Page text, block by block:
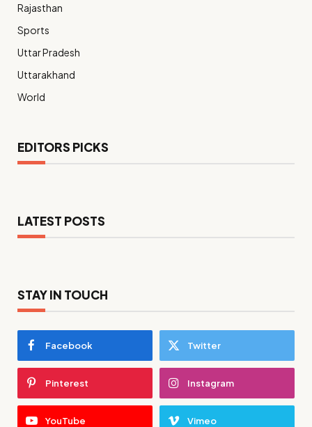
Rajasthan
Sports
Uttar Pradesh
Uttarakhand
World
EDITORS PICKS
LATEST POSTS
STAY IN TOUCH
Facebook Twitter
Pinterest Instagram
YouTube Vimeo